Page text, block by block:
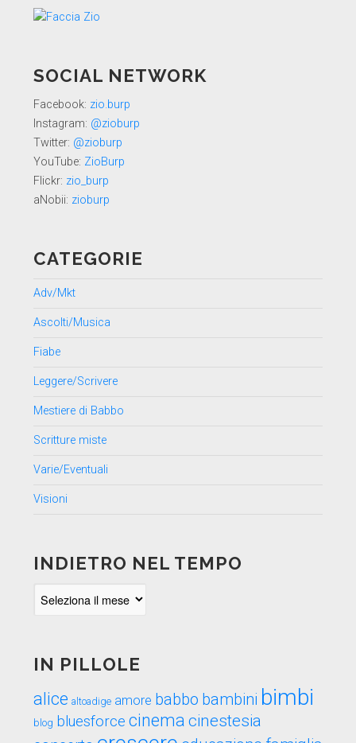
SOCIAL NETWORK
Facebook: zio.burp
Instagram: @zioburp
Twitter: @zioburp
YouTube: ZioBurp
Flickr: zio_burp
aNobii: zioburp
CATEGORIE
Adv/Mkt
Ascolti/Musica
Fiabe
Leggere/Scrivere
Mestiere di Babbo
Scritture miste
Varie/Eventuali
Visioni
INDIETRO NEL TEMPO
IN PILLOLE
alice altoadige amore babbo bambini bimbi
blog bluesforce cinema cinestesia